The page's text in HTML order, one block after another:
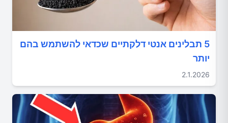
5 תבלינים אנטי דלקתיים שכדאי להשתמש בהם
יותר
2.1.2026